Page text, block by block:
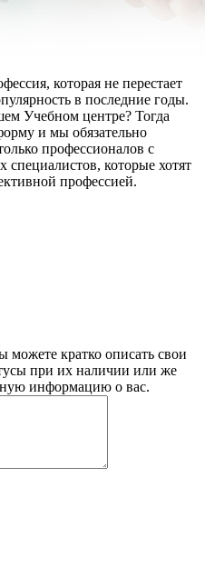
которая не перестает
в последние годы.
Учебном центре? Тогда
и мы обязательно
профессионалов с
которые хотят
профессией.
можете кратко описать свои
при их наличии или же
информацию о вас.